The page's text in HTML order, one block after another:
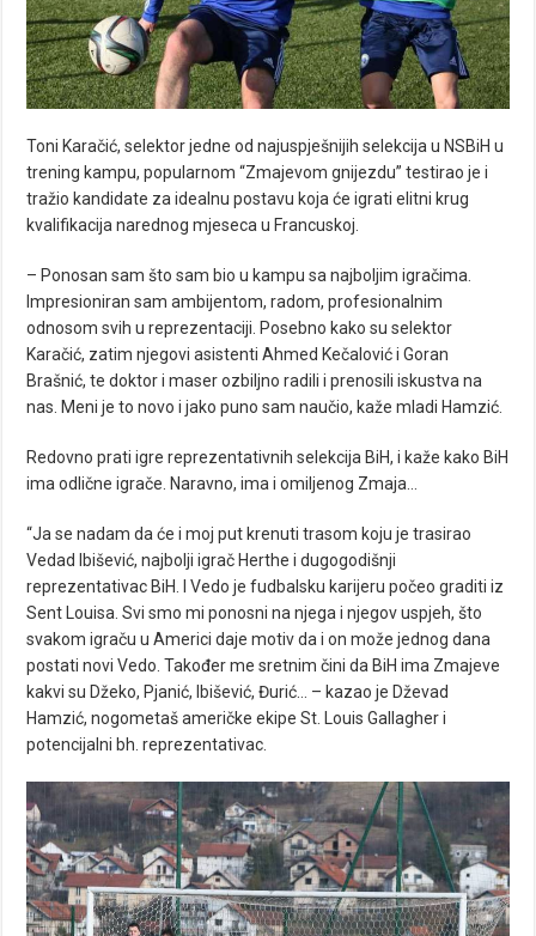
Toni Karačić, selektor jedne od najuspješnijih selekcija u NSBiH u
trening kampu, popularnom “Zmajevom gnijezdu” testirao je i
tražio kandidate za idealnu postavu koja će igrati elitni krug
kvalifikacija narednog mjeseca u Francuskoj.
– Ponosan sam što sam bio u kampu sa najboljim igračima.
Impresioniran sam ambijentom, radom, profesionalnim
odnosom svih u reprezentaciji. Posebno kako su selektor
Karačić, zatim njegovi asistenti Ahmed Kečalović i Goran
Brašnić, te doktor i maser ozbiljno radili i prenosili iskustva na
nas. Meni je to novo i jako puno sam naučio, kaže mladi Hamzić.
Redovno prati igre reprezentativnih selekcija BiH, i kaže kako BiH
ima odlične igrače. Naravno, ima i omiljenog Zmaja…
“Ja se nadam da će i moj put krenuti trasom koju je trasirao
Vedad Ibišević, najbolji igrač Herthe i dugogodišnji
reprezentativac BiH. I Vedo je fudbalsku karijeru počeo graditi iz
Sent Louisa. Svi smo mi ponosni na njega i njegov uspjeh, što
svakom igraču u Americi daje motiv da i on može jednog dana
postati novi Vedo. Također me sretnim čini da BiH ima Zmajeve
kakvi su Džeko, Pjanić, Ibišević, Đurić… – kazao je Dževad
Hamzić, nogometaš američke ekipe St. Louis Gallagher i
potencijalni bh. reprezentativac.